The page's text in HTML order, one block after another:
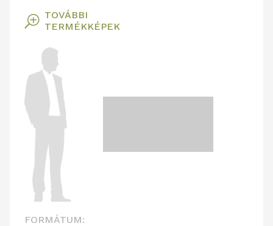
T TOVÁBBI
TERMÉKKÉPEK
FORMÁTUM: